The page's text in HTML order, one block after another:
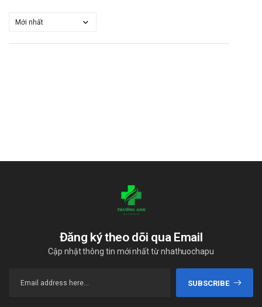
Đăng ký theo dõi qua Email
Cập nhật thông tin mới nhất từ nhathuochapu
SUBSCRIBE